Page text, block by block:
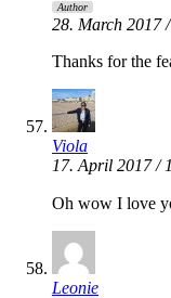
Author
28. March 2017
Thanks for the
Viola
17. April 2017 /
Oh wow I love
Leonie